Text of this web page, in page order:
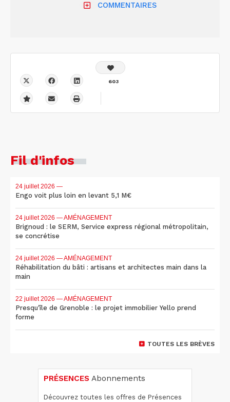
COMMENTAIRES
603
Fil d'infos
24 juillet 2026 —
Engo voit plus loin en levant 5,1 M€
24 juillet 2026 — AMÉNAGEMENT
Brignoud : le SERM, Service express régional métropolitain,
se concrétise
24 juillet 2026 — AMÉNAGEMENT
Réhabilitation du bâti : artisans et architectes main dans la
main
22 juillet 2026 — AMÉNAGEMENT
Presqu'île de Grenoble : le projet immobilier Yello prend
forme
TOUTES LES BRÈVES
PRÉSENCES Abonnements
Découvrez toutes les offres de Présences